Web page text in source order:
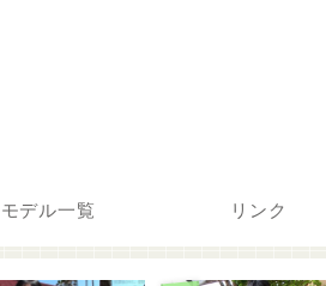
モデル一覧 リンク